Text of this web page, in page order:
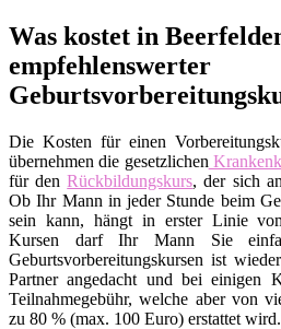
Was kostet in
empfehlenswerter
Die Kosten für einen
übernehmen die gesetzlichen
für denRückbildungskurs, der sich
Ob Ihr Mann in jeder Stunde beim
sein kann, hängt in erster Linie
Kursen darf Ihr Mann Sie
Geburtsvorbereitungskursen ist
Partner angedacht und bei einigen
Teilnahmegebühr, welche aber von
zu 80 % (max. 100 Euro) erstattet wird.